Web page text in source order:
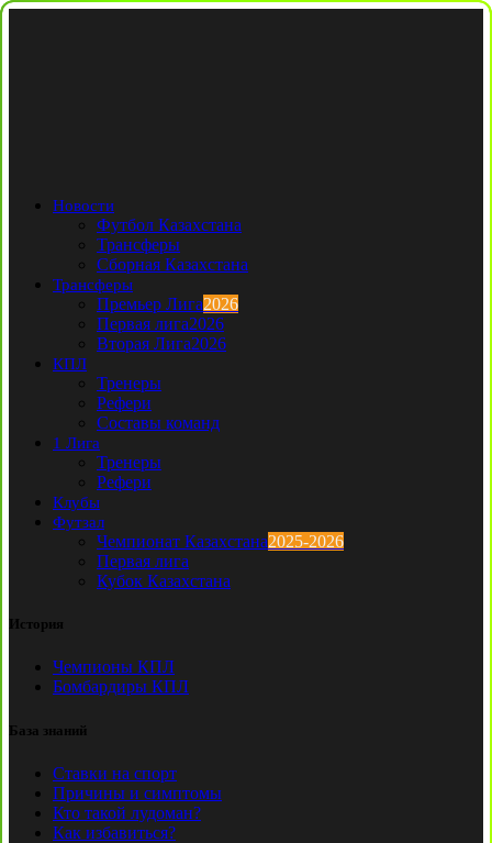
Новости
Футбол Казахстана
Трансферы
Сборная Казахстана
Трансферы
Премьер Лига2026
Первая лига2026
Вторая Лига2026
КПЛ
Тренеры
Рефери
Составы команд
1 Лига
Тренеры
Рефери
Клубы
Футзал
Чемпионат Казахстана2025-2026
Первая лига
Кубок Казахстана
История
Чемпионы КПЛ
Бомбардиры КПЛ
База знаний
Ставки на спорт
Причины и симптомы
Кто такой лудоман?
Как избавиться?